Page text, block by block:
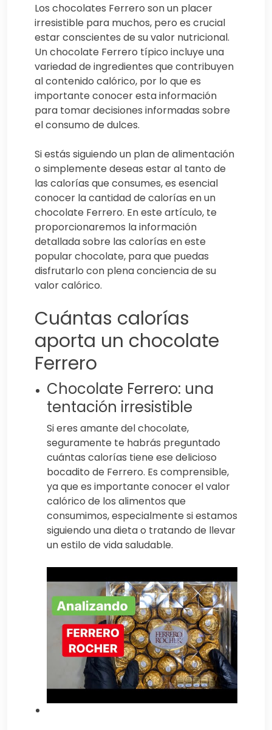
Los chocolates Ferrero son un placer
irresistible para muchos, pero es crucial
estar conscientes de su valor nutricional.
Un chocolate Ferrero típico incluye una
variedad de ingredientes que contribuyen
al contenido calórico, por lo que es
importante conocer esta información
para tomar decisiones informadas sobre
el consumo de dulces.
Si estás siguiendo un plan de alimentación
o simplemente deseas estar al tanto de
las calorías que consumes, es esencial
conocer la cantidad de calorías en un
chocolate Ferrero. En este artículo, te
proporcionaremos la información
detallada sobre las calorías en este
popular chocolate, para que puedas
disfrutarlo con plena conciencia de su
valor calórico.
Cuántas calorías
aporta un chocolate
Ferrero
Chocolate Ferrero: una
tentación irresistible
Si eres amante del chocolate,
seguramente te habrás preguntado
cuántas calorías tiene ese delicioso
bocadito de Ferrero. Es comprensible,
ya que es importante conocer el valor
calórico de los alimentos que
consumimos, especialmente si estamos
siguiendo una dieta o tratando de llevar
un estilo de vida saludable.